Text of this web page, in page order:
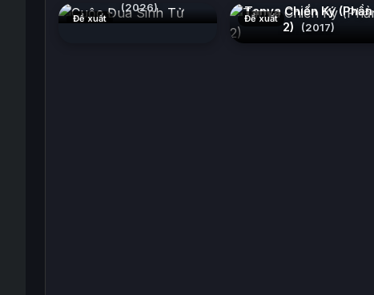
Đề xuất
(2026)
Đề xuất
Tanya Chiến Ký (Phần
2)
(2017)